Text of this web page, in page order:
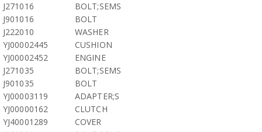
J271016
BOLT;SEMS
J901016
BOLT
J222010
WASHER
YJ00002445
CUSHION
YJ00002452
ENGINE
J271035
BOLT;SEMS
J901035
BOLT
YJ00003119
ADAPTER;S
YJ00000162
CLUTCH
YJ40001289
COVER